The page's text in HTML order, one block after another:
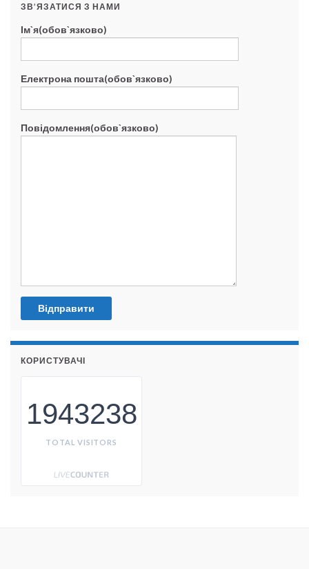
ЗВ’ЯЗАТИСЯ З НАМИ
Ім`я(обов`язково)
Електрона пошта(обов`язково)
Повідомлення(обов`язково)
КОРИСТУВАЧІ
1943238
TOTAL VISITORS